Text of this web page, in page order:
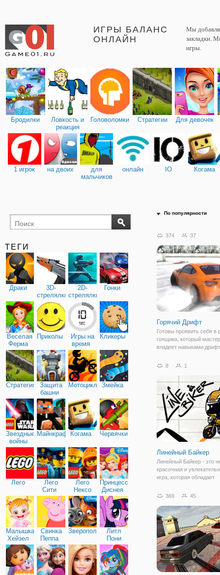
ИГРЫ БАЛАНС
ОНЛАЙН
Мы
закладки.
игры.
Бродилки
Ловкость и
реакция
Головоломки Стратегии Для девочек
1 игрок на двоих
для
мальчиков
онлайн IO Когама
ТЕГИ
Драки
3D-
стрелялки
2D-
стрелялки
Гонки
Веселая
Ферма
Приколы
Игры на
время
Кликеры
Стратегия
Защита
башни
МотоциклыЗмейка
Звездные
войны
МайнкрафтКогама Червячки
Лего
Лего
Сити
Лего
Нексо
Найтс
Принцессы
Диснея
Малышка
Хейзел
Свинка
Пеппа
Зверополис
Литл
Пони
Дружба
По популярности
374 37
Горячий Дрифт
Готовы проявить себя в
гонщика, который
владеет навыками
Дрифт" вы получите
разработана весьма
8 1
Линейный Байкер
Линейный Байкер - это
красочная и
игра, которая обладает
игровой процесс с
интересны, но здесь они
представлены в
369 45